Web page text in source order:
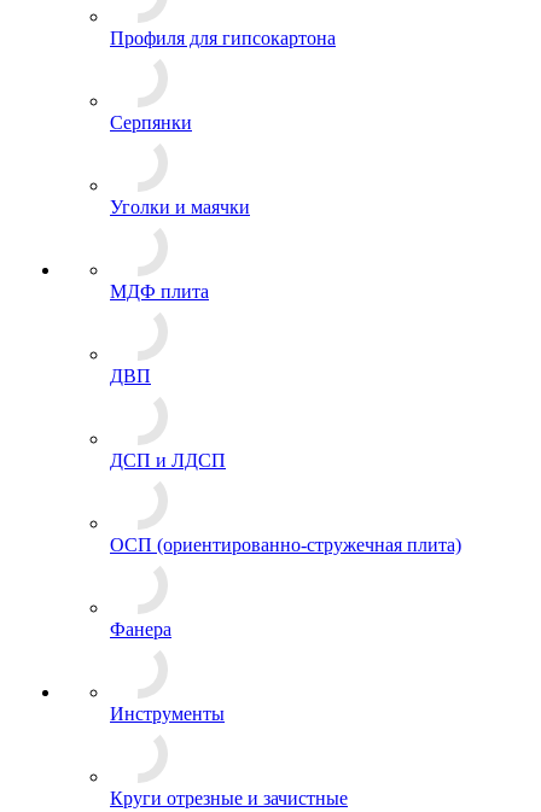
Профиля для гипсокартона
Серпянки
Уголки и маячки
МДФ плита
ДВП
ДСП и ЛДСП
ОСП (ориентированно-стружечная плита)
Фанера
Инструменты
Круги отрезные и зачистные